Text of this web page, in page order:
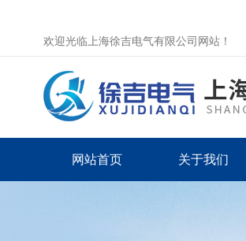
欢迎光临上海徐吉电气有限公司网站！
网站首页 关于我们